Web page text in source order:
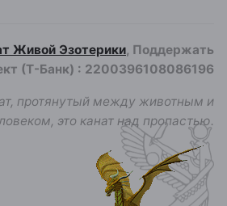
Живой Эзотерики, Поддержать
(Т-Банк) : 2200396108086196
протянутый между животным и
это канат над пропастью.